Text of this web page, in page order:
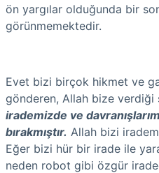
ön yargılar olduğunda bir
görünmemektedir.
Evet bizi birçok hikmet ve
gönderen, Allah bize verdiği
irademizde ve
bırakmıştır. Allah bizi
Eğer bizi hür bir irade ile
neden robot gibi özgür